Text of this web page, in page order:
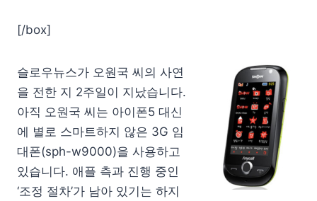
[/box]
슬로우뉴스가 오원국 씨의 사연
을 전한 지 2주일이 지났습니다.
아직 오원국 씨는 아이폰5 대신
에 별로 스마트하지 않은 3G 임
대폰(sph-w9000)을 사용하고
있습니다. 애플 측과 진행 중인
‘조정 절차’가 남아 있기는 하지